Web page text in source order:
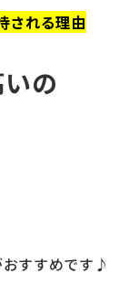
される理由
の
すすめです♪